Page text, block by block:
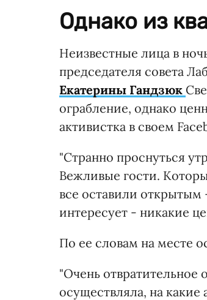
Однако из
Неизвестные лица в
председателя совета
Екатерины Гандзюк
ограбление, однако
активистка в своем
"Странно проснуться
Вежливые гости.
все оставили открытым
интересует - никакие
По ее словам на месте
"Очень
осуществляла, на какие